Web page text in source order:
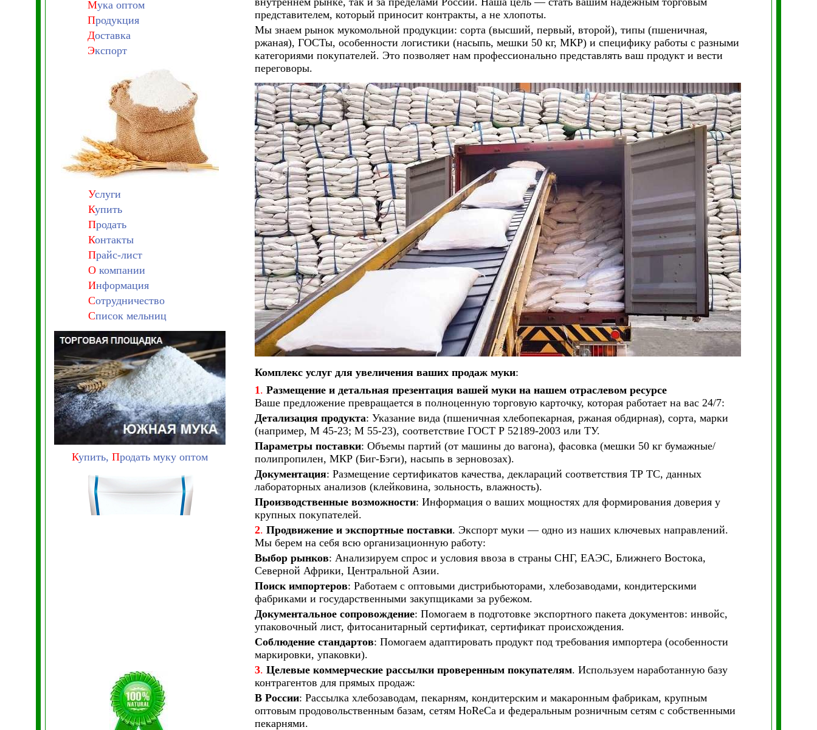
Мука оптом
Продукция
Доставка
Экспорт
Услуги
Купить
Продать
Контакты
Прайс-лист
Окомпании
Информация
Сотрудничество
Список мельниц
Купить, Продать муку оптом
представителем, который приносит контракты, а не хлопоты.
Мы знаем рынок мукомольной продукции: сорта (высший, первый, второй), типы (пшеничная,
ржаная), ГОСТы, особенности логистики (насыпь, мешки 50 кг, МКР) и специфику работы с разными
категориями покупателей. Это позволяет нам профессионально представлять ваш продукт и вести
переговоры.
Комплекс услуг для увеличения ваших продаж муки:
1. Размещение и детальная презентация вашей муки на нашем отраслевом ресурсе
Ваше предложение превращается в полноценную торговую карточку, которая работает на вас 24/7:
Детализация продукта: Указание вида (пшеничная хлебопекарная, ржаная обдирная), сорта, марки
(например, М 45-23; М 55-23), соответствие ГОСТ Р 52189-2003 или ТУ.
Параметры поставки: Объемы партий (от машины до вагона), фасовка (мешки 50 кг бумажные/
полипропилен, МКР (Биг-Бэги), насыпь в зерновозах).
Документация: Размещение сертификатов качества, деклараций соответствия ТР ТС, данных
лабораторных анализов (клейковина, зольность, влажность).
Производственные возможности: Информация о ваших мощностях для формирования доверия у
крупных покупателей.
2. Продвижение и экспортные поставки. Экспорт муки — одно из наших ключевых направлений.
Мы берем на себя всю организационную работу:
Выбор рынков: Анализируем спрос и условия ввоза в страны СНГ, ЕАЭС, Ближнего Востока,
Северной Африки, Центральной Азии.
Поиск импортеров: Работаем с оптовыми дистрибьюторами, хлебозаводами, кондитерскими
фабриками и государственными закупщиками за рубежом.
Документальное сопровождение: Помогаем в подготовке экспортного пакета документов: инвойс,
упаковочный лист, фитосанитарный сертификат, сертификат происхождения.
Соблюдение стандартов: Помогаем адаптировать продукт под требования импортера (особенности
маркировки, упаковки).
3. Целевые коммерческие рассылки проверенным покупателям. Используем наработанную базу
контрагентов для прямых продаж:
В России: Рассылка хлебозаводам, пекарням, кондитерским и макаронным фабрикам, крупным
оптовым продовольственным базам, сетям HoReCa и федеральным розничным сетям с собственными
пекарнями.